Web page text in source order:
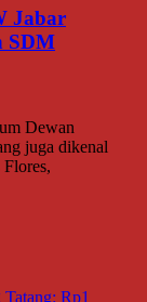
Jabar
SDM
Dewan
juga dikenal